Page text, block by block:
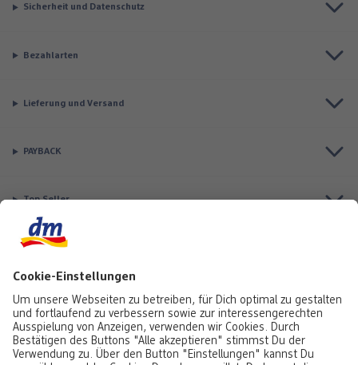
Sicherheit und Datenschutz
Bezahlarten
Lieferung und Versand
PAYBACK
Top Seller
Aktuell besonders beliebt
Service & Auftragsstatus
Informationen